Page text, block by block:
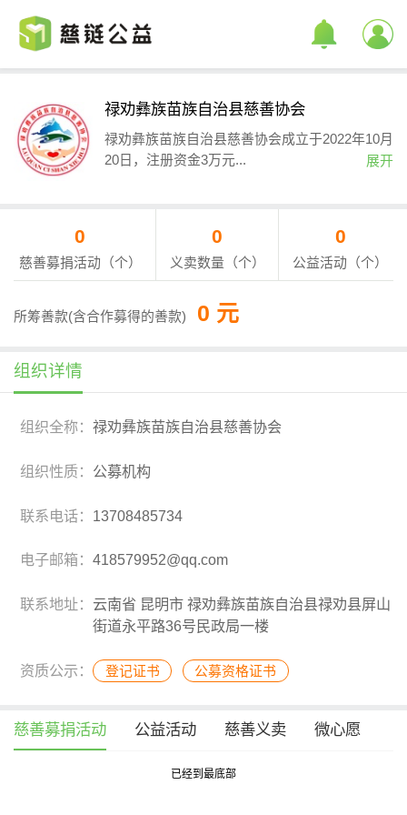
禄劝彝族苗族自治县慈善协会
禄劝彝族苗族自治县慈善协会成立于2022年10月
20日，注册资金3万元...
展开
0
慈善募捐活动（个）
0
义卖数量（个）
0
公益活动（个）
所筹善款(含合作募得的善款) 0 元
组织详情
组织全称：禄劝彝族苗族自治县慈善协会
组织性质： 公募机构
联系电话： 13708485734
电子邮箱：418579952@qq.com
联系地址： 云南省 昆明市 禄劝彝族苗族自治县禄劝县屏山
街道永平路36号民政局一楼
资质公示： 登记证书 公募资格证书
慈善募捐活动 公益活动 慈善义卖 微心愿
已经到最底部